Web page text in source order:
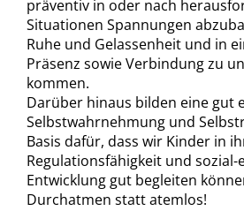
präventiv in oder nach
Situationen Spannungen
Ruhe und Gelassenheit und in
Präsenz sowie Verbindung zu
kommen.
Darüber hinaus bilden eine gut
Selbstwahrnehmung und
Basis dafür, dass wir Kinder in
Regulationsfähigkeit und
Entwicklung gut begleiten
Durchatmen statt atemlos!